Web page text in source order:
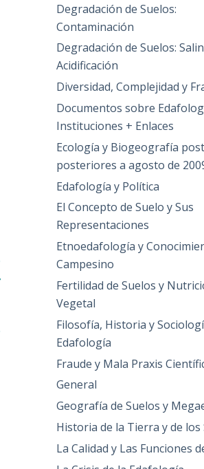
Degradación de Suelos:
Contaminación
Degradación de Suelos:
Acidificación
Diversidad, Complejidad y
Documentos sobre
Instituciones + Enlaces
Ecología y Biogeografía post
posteriores a agosto de
Edafología y Política
El Concepto de Suelo y Sus
Representaciones
Etnoedafología y
Campesino
Fertilidad de Suelos y
Vegetal
Filosofía, Historia y
Edafología
Fraude y Mala Praxis
General
Geografía de Suelos y
Historia de la Tierra y de los
La Calidad y Las Funciones